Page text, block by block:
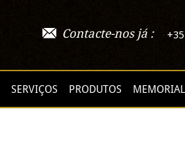
Contacte-nos já :
SERVIÇOS PRODUTOS MEMORIAL